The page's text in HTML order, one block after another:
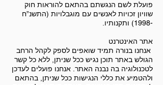
פועלת לשם הנגשתם בהתאם להוראות חוק
שוויון זכויות לאנשים עם מוגבלויות (התשנ”ח
-1998) ותקנותיו.
אתר האינטרנט
אנחנו בנורה תמיד שואפים לספק לקהל הרחב
הגולש באתר תוכן נגיש ככל שניתן, ללא כל קשר
לטכנולוגיה בה נבנה האתר. אנחנו פועלים לעדכן
ולהטמיע את כללי הנגישות ככל שניתן, בהתאם